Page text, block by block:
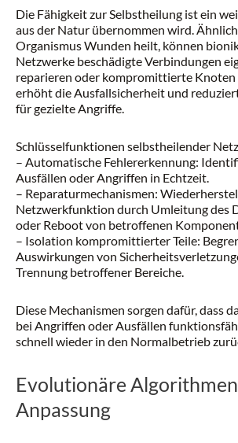
Die Fähigkeit zur Selbstheilung ist ein
aus der Natur übernommen wird.
Organismus Wunden heilt, können
Netzwerke beschädigte Verbindungen
reparieren oder kompromittierte Knoten
erhöht die Ausfallsicherheit und
für gezielte Angriffe.
Schlüsselfunktionen selbstheilender
– Automatische Fehlererkennung:
Ausfällen oder Angriffen in Echtzeit.
– Reparaturmechanismen:
Netzwerkfunktion durch Umleitung des
oder Reboot von betroffenen
– Isolation kompromittierter Teile:
Auswirkungen von
Trennung betroffener Bereiche.
Diese Mechanismen sorgen dafür, dass
bei Angriffen oder Ausfällen
schnell wieder in den Normalbetrieb
Evolutionäre
Anpassung